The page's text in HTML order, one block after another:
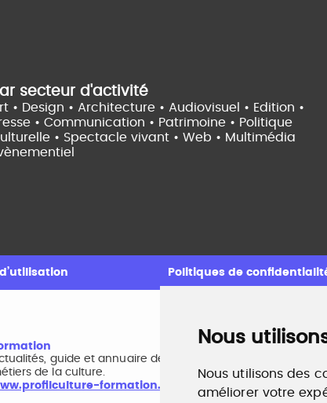
Nous
Nous utilisons des
améliorer votre
secteur d'activité
• Design • Architecture • Audiovisuel • Edition •
• Communication • Patrimoine • Politique
• Spectacle vivant • Web • Multimédia
Politiques de
guide et annuaire des formations aux
de la culture.
formation.com